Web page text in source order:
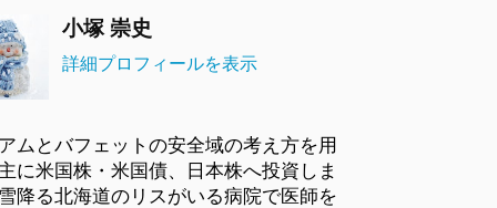
小塚 崇史
詳細プロフィールを表示
ムとバフェットの安全域の考え方を用
に米国株・米国債、日本株へ投資しま
降る北海道のリスがいる病院で医師を